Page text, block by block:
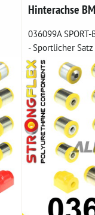
Hinterachse
036099A
- Sportlicher Satz